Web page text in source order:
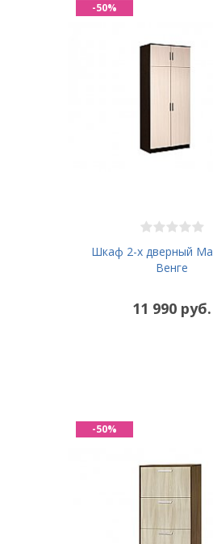
Шкаф 2-х дверный
Венге
11 990 руб.
-50%
-50%